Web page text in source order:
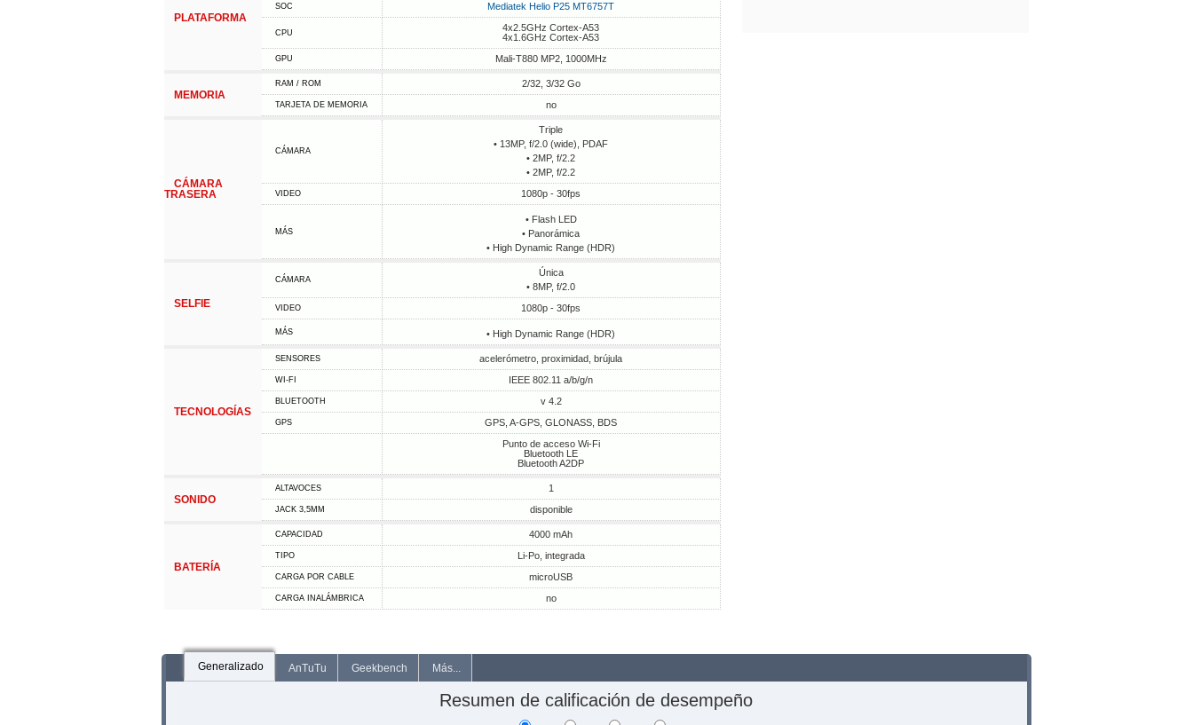
PLATAFORMA
SOC Mediatek Helio P25 MT6757T
CPU
4x2.5GHz Cortex-A53
4x1.6GHz Cortex-A53
GPU Mali-T880 MP2, 1000MHz
MEMORIA
RAM / ROM 2/32, 3/32 Go
TARJETA DE MEMORIA no
CÁMARA
TRASERA
CÁMARA
Triple
• 13MP, f/2.0 (wide), PDAF
• 2MP, f/2.2
• 2MP, f/2.2
VIDEO 1080p - 30fps
MÁS
• Flash LED
• Panorámica
• High Dynamic Range (HDR)
SELFIE
CÁMARA
Única
• 8MP, f/2.0
VIDEO 1080p - 30fps
MÁS • High Dynamic Range (HDR)
TECNOLOGÍAS
SENSORES acelerómetro, proximidad, brújula
WI-FI IEEE 802.11 a/b/g/n
BLUETOOTH v 4.2
GPS
GPS, A-GPS, GLONASS, BDS
Punto de acceso Wi-Fi
Bluetooth LE
Bluetooth A2DP
SONIDO
ALTAVOCES 1
JACK 3,5MM disponible
BATERÍA
CAPACIDAD 4000 mAh
TIPO Li-Po, integrada
CARGA POR CABLE microUSB
CARGA INALÁMBRICA no
Generalizado AnTuTu Geekbench Más...
Resumen de calificación de desempeño